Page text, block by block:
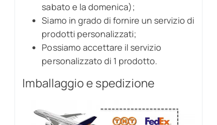
sabato e la domenica);
Siamo in grado di fornire un servizio di
prodotti personalizzati;
Possiamo accettare il servizio
personalizzato di 1 prodotto.
Imballaggio e spedizione